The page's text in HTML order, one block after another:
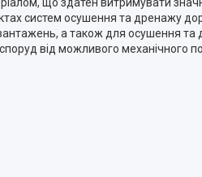
систем осушення та дренажу
а також для осушення
від можливого